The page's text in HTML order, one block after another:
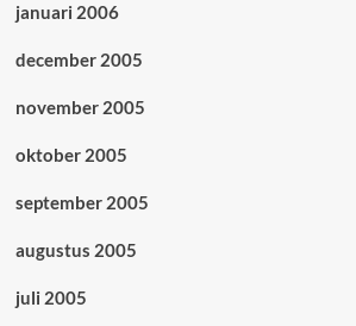
januari 2006
december 2005
november 2005
oktober 2005
september 2005
augustus 2005
juli 2005